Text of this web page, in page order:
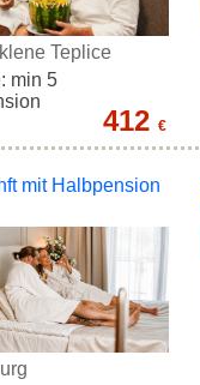
Teplice
min 5
412 €
mit Halbpension